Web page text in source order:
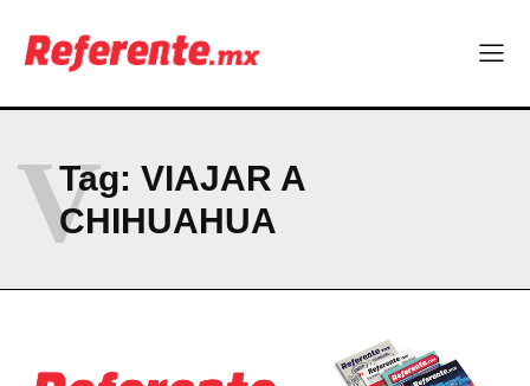
Linux nació como un hobby y hoy mueve la tecnología global
Más escuelas renovadas: fortalecen espacios para el regreso
partida
CONTACT
Tag: VIAJAR A
CHIHUAHUA
V